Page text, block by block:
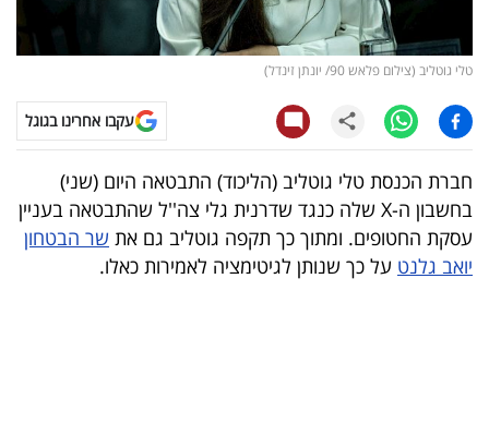
ויראלי
טלוויזיה
עסקי
ספורט
קריירה
טלי גוטליב (צילום פלאש 90/ יונתן זינדל)
עקבו אחרינו בגוגל
חברת הכנסת טלי גוטליב (הליכוד) התבטאה היום (שני)
בחשבון ה-X שלה כנגד שדרנית גלי צה''ל שהתבטאה בעניין
עסקת החטופים. ומתוך כך תקפה גוטליב גם את שר הבטחון
יואב גלנט על כך שנותן לגיטימציה לאמירות כאלו.